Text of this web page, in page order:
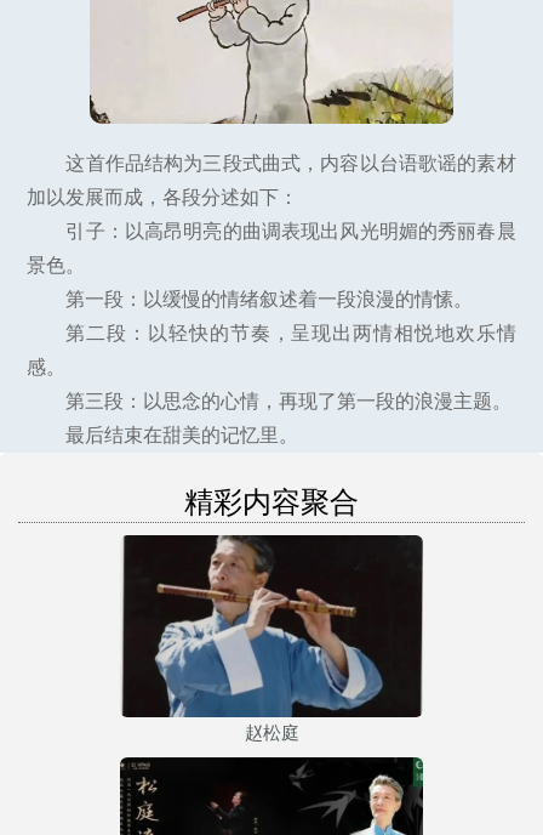
这首作品结构为三段式曲式，内容以台语歌谣的素材
加以发展而成，各段分述如下：
引子：以高昂明亮的曲调表现出风光明媚的秀丽春晨
景色。
第一段：以缓慢的情绪叙述着一段浪漫的情愫。
第二段：以轻快的节奏，呈现出两情相悦地欢乐情
感。
第三段：以思念的心情，再现了第一段的浪漫主题。
最后结束在甜美的记忆里。
精彩内容聚合
赵松庭